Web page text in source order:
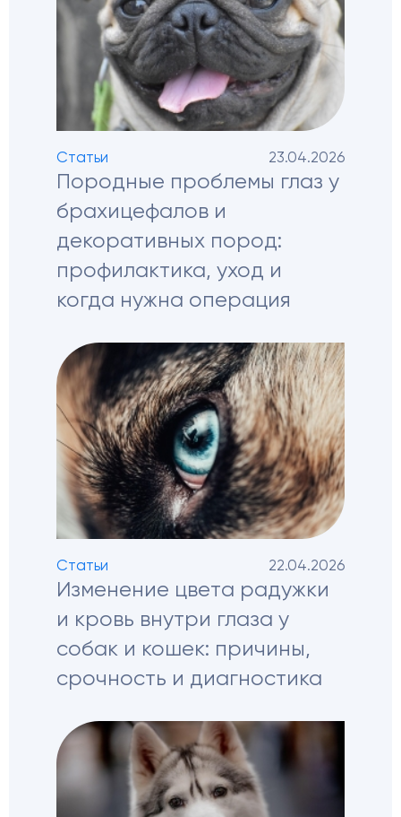
Статьи 23.04.2026
Породные проблемы глаз у
брахицефалов и
декоративных пород:
профилактика, уход и
когда нужна операция
Статьи 22.04.2026
Изменение цвета радужки
и кровь внутри глаза у
собак и кошек: причины,
срочность и диагностика